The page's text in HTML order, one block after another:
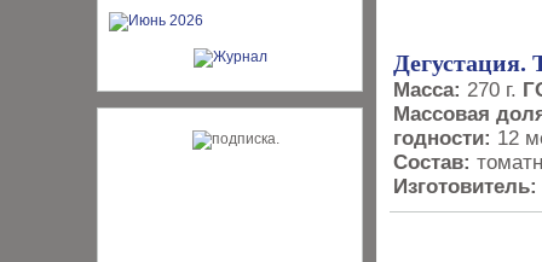
Дегустация.
Масса: 270 г.
Массовая
годности: 12
Состав:
Изготовитель: